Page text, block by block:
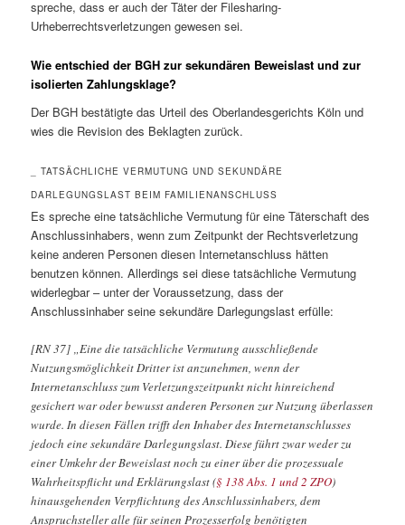
spreche, dass er auch der Täter der Filesharing-
Urheberrechtsverletzungen gewesen sei.
Wie entschied der BGH zur sekundären Beweislast und zur
isolierten Zahlungsklage?
Der BGH bestätigte das Urteil des Oberlandesgerichts Köln und
wies die Revision des Beklagten zurück.
_ TATSÄCHLICHE VERMUTUNG UND SEKUNDÄRE
DARLEGUNGSLAST BEIM FAMILIENANSCHLUSS
Es spreche eine tatsächliche Vermutung für eine Täterschaft des
Anschlussinhabers, wenn zum Zeitpunkt der Rechtsverletzung
keine anderen Personen diesen Internetanschluss hätten
benutzen können. Allerdings sei diese tatsächliche Vermutung
widerlegbar – unter der Voraussetzung, dass der
Anschlussinhaber seine sekundäre Darlegungslast erfülle:
[RN 37] „Eine die tatsächliche Vermutung ausschließende
Nutzungsmöglichkeit Dritter ist anzunehmen, wenn der
Internetanschluss zum Verletzungszeitpunkt nicht hinreichend
gesichert war oder bewusst anderen Personen zur Nutzung überlassen
wurde. In diesen Fällen trifft den Inhaber des Internetanschlusses
jedoch eine sekundäre Darlegungslast. Diese führt zwar weder zu
einer Umkehr der Beweislast noch zu einer über die prozessuale
Wahrheitspflicht und Erklärungslast (§ 138 Abs. 1 und 2 ZPO)
hinausgehenden Verpflichtung des Anschlussinhabers, dem
Anspruchsteller alle für seinen Prozesserfolg benötigten